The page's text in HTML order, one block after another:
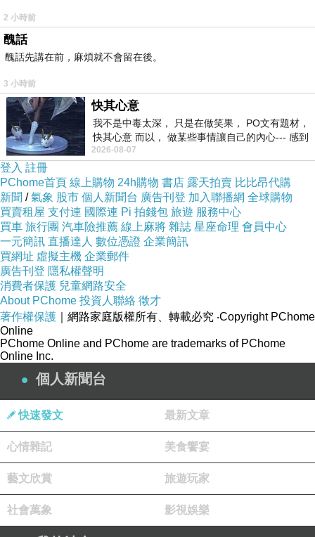
問了老闆娘：「這是給人喝的嗎？」
只見老闆娘瞧了山豬一眼，然後很酷地點點頭，果然是個蠢問題！
因為不是周末，所以沒有前二次人山人海又貓多的經驗，當然這時後上
2 小時前
醜話
醜話先講在前，麻煩就不會留在後。
3 小時前
快其心意
我不是中毒太深， 只是在做笑果， PO文有題材，
快其心意 而以， 做某些事情讓自己的內心--- 感到
愉快。
2026-08-07
登入 註冊
PChome首頁 線上購物 24h購物 書店 露天拍賣 比比昂代購
新聞 /氣象 股市 個人新聞台 廣告刊登 加入聯播網 全球購物
買賣租屋 支付連 國際連 Pi 拍錢包 旅遊 服務中心
買車 旅行團 汽車險推薦 線上麻將 雜誌 星座命理 會員中心
一元簡訊 直播達人 數位憑證 企業簡訊
買網址 虛擬主機 企業郵件
廣告刊登 隱私權聲明
消費者保護 兒童網路安全
About PChome 投資人聯絡 徵才
著作權保護 ｜網路家庭版權所有、轉載必究 ‧Copyright PChome
Online
PChome Online and PChome are trademarks of PChome
Online Inc.
個人新聞台
快速發文 最新文章
心情雜記 美食饗宴
藝文欣賞 旅遊玩家
社會萬象 影視娛樂